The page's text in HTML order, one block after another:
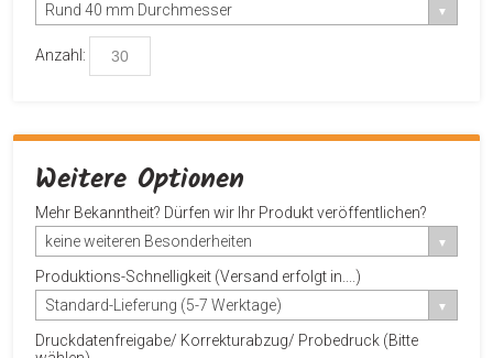
Rund 40 mm Durchmesser
Anzahl:
Weitere Optionen
Mehr Bekanntheit? Dürfen wir Ihr Produkt veröffentlichen?
keine weiteren Besonderheiten
Produktions-Schnelligkeit (Versand erfolgt in....)
Standard-Lieferung (5-7 Werktage)
Druckdatenfreigabe/ Korrekturabzug/ Probedruck (Bitte